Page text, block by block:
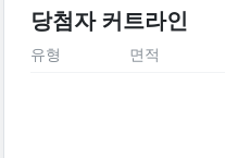
당첨자 커트라인
유형 면적